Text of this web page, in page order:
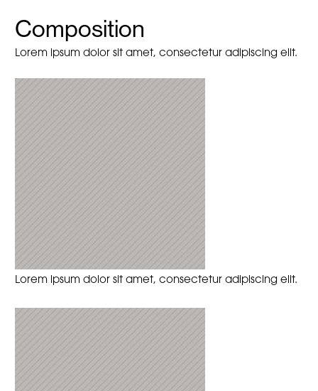
Composition
Lorem ipsum dolor sit amet, consectetur adipiscing elit.
Lorem ipsum dolor sit amet, consectetur adipiscing elit.